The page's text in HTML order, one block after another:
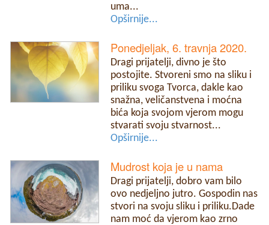
uma...
Opširnije...
Ponedjeljak, 6. travnja 2020.
Dragi prijatelji, divno je što
postojite. Stvoreni smo na sliku i
priliku svoga Tvorca, dakle kao
snažna, veličanstvena i moćna
bića koja svojom vjerom mogu
stvarati svoju stvarnost...
Opširnije...
Mudrost koja je u nama
Dragi prijatelji, dobro vam bilo
ovo nedjeljno jutro. Gospodin nas
stvori na svoju sliku i priliku.Dade
nam moć da vjerom kao zrno